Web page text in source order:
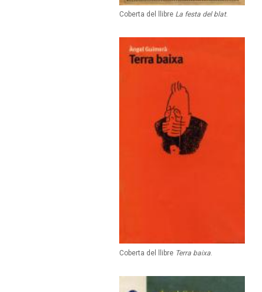
Coberta del llibre La festa del blat.
Coberta del llibre Terra baixa